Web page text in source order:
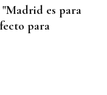
es para
para